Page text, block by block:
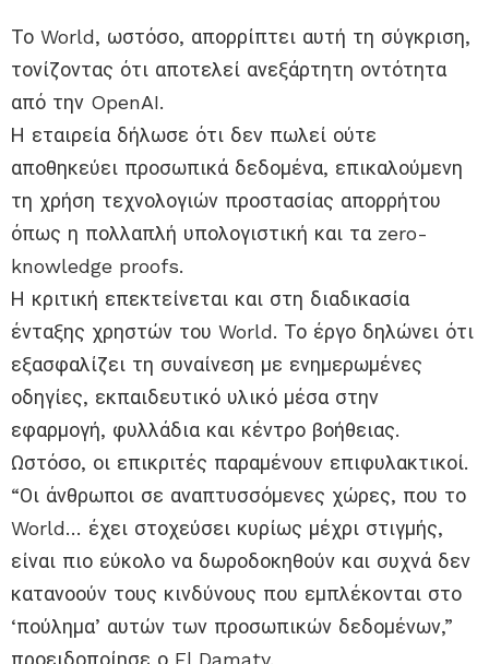
Το World, ωστόσο, απορρίπτει αυτή τη σύγκριση,
τονίζοντας ότι αποτελεί ανεξάρτητη οντότητα
από την OpenAI.
Η εταιρεία δήλωσε ότι δεν πωλεί ούτε
αποθηκεύει προσωπικά δεδομένα, επικαλούμενη
τη χρήση τεχνολογιών προστασίας απορρήτου
όπως η πολλαπλή υπολογιστική και τα zero-
knowledge proofs.
Η κριτική επεκτείνεται και στη διαδικασία
ένταξης χρηστών του World. Το έργο δηλώνει ότι
εξασφαλίζει τη συναίνεση με ενημερωμένες
οδηγίες, εκπαιδευτικό υλικό μέσα στην
εφαρμογή, φυλλάδια και κέντρο βοήθειας.
Ωστόσο, οι επικριτές παραμένουν επιφυλακτικοί.
“Οι άνθρωποι σε αναπτυσσόμενες χώρες, που το
World… έχει στοχεύσει κυρίως μέχρι στιγμής,
είναι πιο εύκολο να δωροδοκηθούν και συχνά δεν
κατανοούν τους κινδύνους που εμπλέκονται στο
‘πούλημα’ αυτών των προσωπικών δεδομένων,”
προειδοποίησε ο El Damaty.